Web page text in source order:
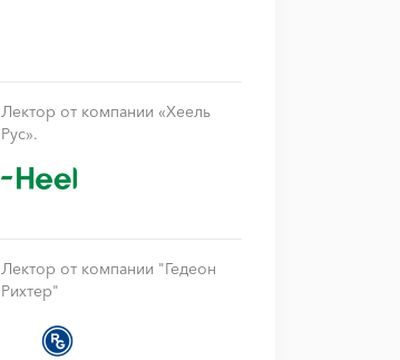
Лектор от компании «Хеель
Рус».
Лектор от компании "Гедеон
Рихтер"